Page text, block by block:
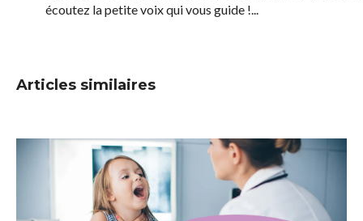
écoutez la petite voix qui vous guide !...
Articles similaires